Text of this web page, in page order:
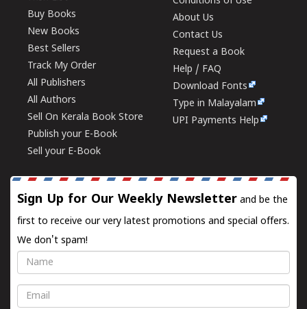
Buy Books
New Books
Best Sellers
Track My Order
All Publishers
All Authors
Sell On Kerala Book Store
Publish your E-Book
Sell your E-Book
About Us
Contact Us
Request a Book
Help / FAQ
Download Fonts
Type in Malayalam
UPI Payments Help
Sign Up for Our Weekly Newsletter and be the
first to receive our very latest promotions and special offers.
We don't spam!
Name
Email